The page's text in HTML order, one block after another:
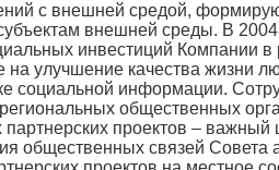
с внешней средой,
внешней среды. В
инвестиций Компании в
улучшение качества жизни
социальной информации.
общественных
проектов –
связей Совета